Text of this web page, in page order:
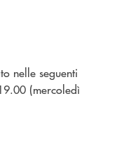
nelle seguenti
(mercoledì